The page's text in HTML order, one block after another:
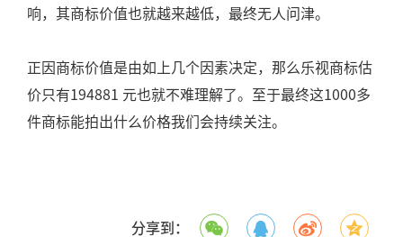
响，其商标价值也就越来越低，最终无人问津。
正因商标价值是由如上几个因素决定，那么乐视商标估
价只有194881 元也就不难理解了。至于最终这1000多
件商标能拍出什么价格我们会持续关注。
分享到：